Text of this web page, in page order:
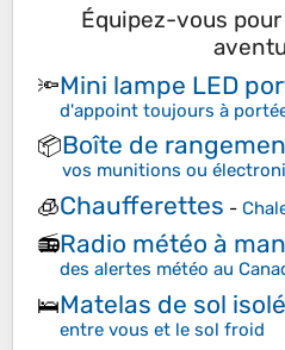
Équipez-vous
🔦Mini lampe LED
d'appoint toujours à
📦Boîte de
vos munitions ou
🧊Chaufferettes -
📻Radio météo à
des alertes météo au
🛌Matelas de sol isolé
entre vous et le sol froid